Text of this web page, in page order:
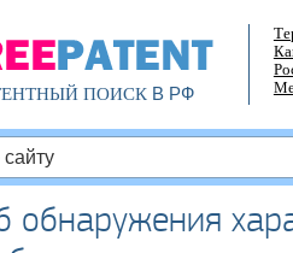
ПОИСКВ РФ
обнаружения